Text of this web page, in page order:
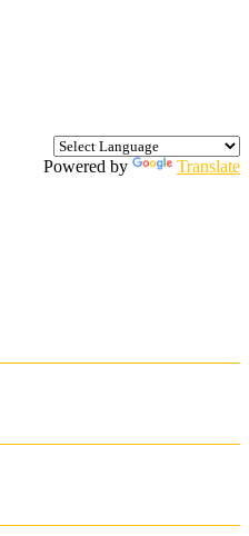
Powered by Translate